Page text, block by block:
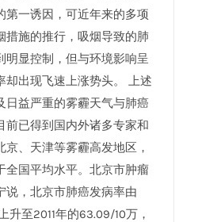
第一诱因，可近年来的多项
措施的推行，吸烟导致的肺
明显控制，但与环境影响呈
却出现飞速上涨势头。 上述
日益严重的雾霾天气与肺癌
前已得到国内外诸多专家和
、天津等雾霾高发地区，
全国平均水平。北京市肿瘤
说，北京市肺癌发病率由
升至2011年的63.09/10万，